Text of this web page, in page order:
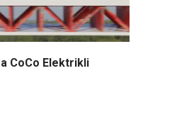
CoCo Elektrikli